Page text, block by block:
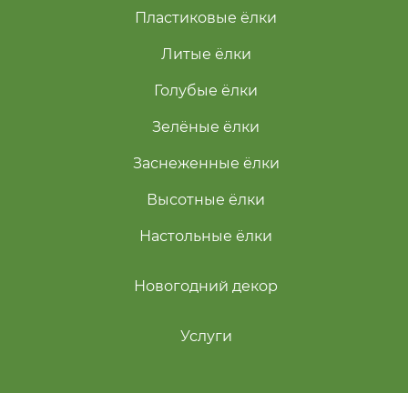
Голубые ёлки
Зелёные ёлки
Заснеженные ёлки
Пластиковые ёлки
Литые ёлки
Высотные ёлки
Настольные ёлки
Услуги
Новогодний декор